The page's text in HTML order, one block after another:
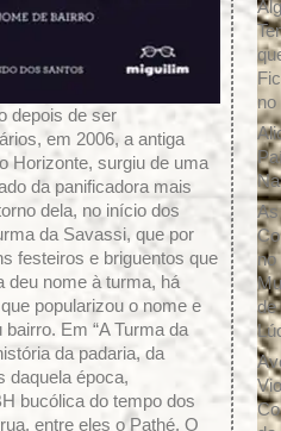
depois de ser
em 2006, a antiga
Horizonte, surgiu de uma
da panificadora mais
dela, no início dos
da Savassi, que por
festeiros e briguentos que
deu nome à turma, há
popularizou o nome e
Em “A Turma da
da padaria, da
daquela época,
bucólica do tempo dos
entre eles o Pathé. O
no
As
no
de